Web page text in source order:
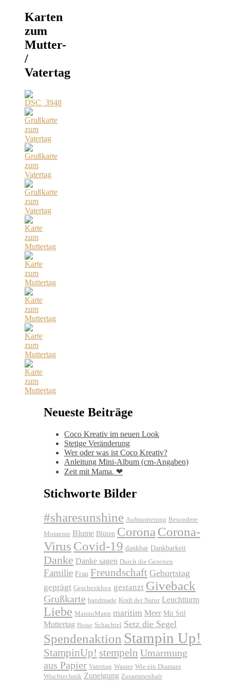
Karten
zum
Mutter-
/
Vatertag
Neueste Beiträge
Coco Kreativ im neuen Look
Stetige Veränderung
Wer oder was ist Coco Kreativ?
Anleitung Mini-Album (cm-Angaben)
Zeit mit Mama. ❤
Stichworte Bilder
#sharesunshine Aufmunterung Besondere
Momente Blume Blüten CoronaCorona-
Virus Covid-19 dankbar Dankbarkeit
Danke Danke sagen Durch die Gezeiten
Familie Frau Freundschaft Geburtstag
geprägt Geschenkbox gestanzt Giveback
Grußkarte handmade Kraft der Natur Leuchtturm
Liebe MannoMann maritim Meer Mit Stil
Muttertag Plotter Schachtel Setz die Segel
Spendenaktion Stampin Up!
StampinUp! stempeln Umarmung
aus Papier Vatertag Wasser Wie ein Diamant
Wischtechnik Zuneigung Zusammenhalt